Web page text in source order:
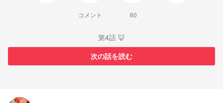
コメント 60
第4話 🦊
次の話を読む